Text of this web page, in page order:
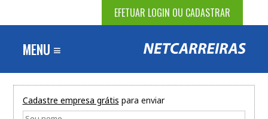
EFETUAR LOGIN OU CADASTRAR
MENU ≡
Cadastre empresa grátis para enviar